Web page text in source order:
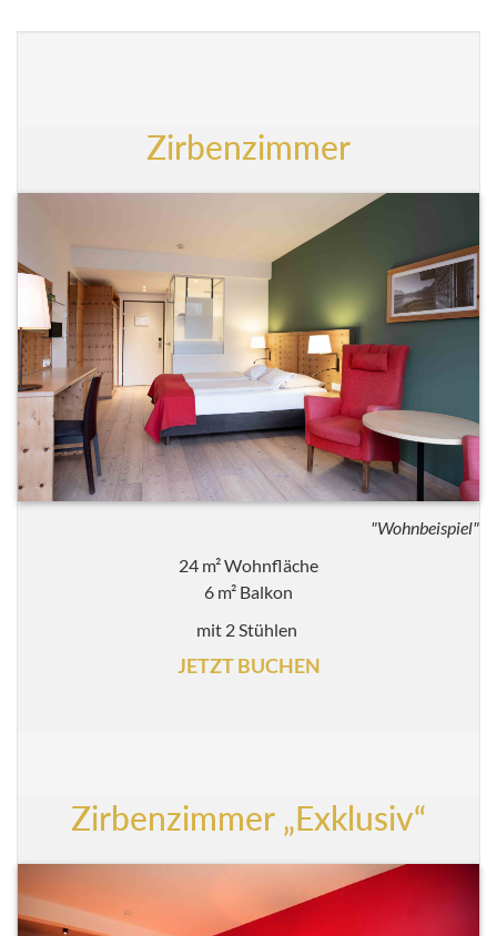
Zirbenzimmer
"Wohnbeispiel"
24 m² Wohnfläche
6 m² Balkon
mit 2 Stühlen
JETZT BUCHEN
Zirbenzimmer „Exklusiv“